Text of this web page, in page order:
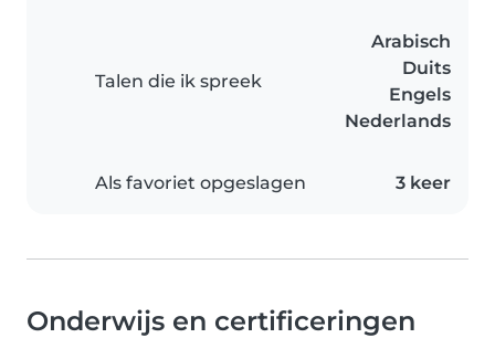
Talen die ik spreek
Arabisch
Duits
Engels
Nederlands
Als favoriet opgeslagen 3 keer
Onderwijs en certificeringen